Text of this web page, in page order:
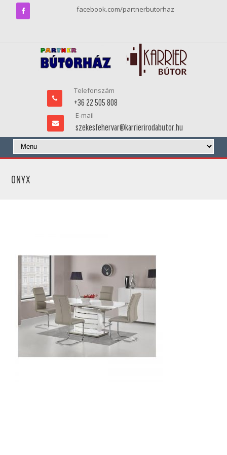
facebook.com/partnerbutorhaz
Telefonszám
+36 22 505 808
E-mail
szekesfehervar@karrierirodabutor.hu
ONYX